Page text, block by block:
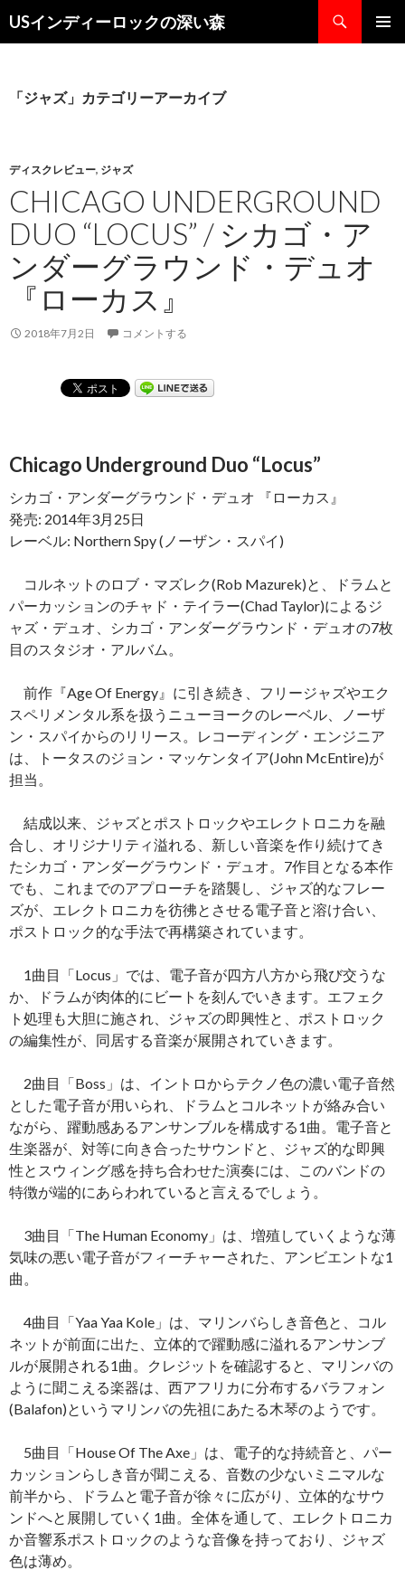
USインディーロックの深い森
索
ン
キ
ッ
プ
「ジャズ」カテゴリーアーカイブ
ディスクレビュー, ジャズ
CHICAGO UNDERGROUND
DUO “LOCUS” / シカゴ・ア
ンダーグラウンド・デュオ
『ローカス』
2018年7月2日 コメントする
Chicago Underground Duo “Locus”
シカゴ・アンダーグラウンド・デュオ 『ローカス』
発売: 2014年3月25日
レーベル: Northern Spy (ノーザン・スパイ)
コルネットのロブ・マズレク(Rob Mazurek)と、ドラムと
パーカッションのチャド・テイラー(Chad Taylor)によるジ
ャズ・デュオ、シカゴ・アンダーグラウンド・デュオの7枚
目のスタジオ・アルバム。
前作『Age Of Energy』に引き続き、フリージャズやエク
スペリメンタル系を扱うニューヨークのレーベル、ノーザ
ン・スパイからのリリース。レコーディング・エンジニア
は、トータスのジョン・マッケンタイア(John McEntire)が
担当。
結成以来、ジャズとポストロックやエレクトロニカを融
合し、オリジナリティ溢れる、新しい音楽を作り続けてき
たシカゴ・アンダーグラウンド・デュオ。7作目となる本作
でも、これまでのアプローチを踏襲し、ジャズ的なフレー
ズが、エレクトロニカを彷彿とさせる電子音と溶け合い、
ポストロック的な手法で再構築されています。
1曲目「Locus」では、電子音が四方八方から飛び交うな
か、ドラムが肉体的にビートを刻んでいきます。エフェク
ト処理も大胆に施され、ジャズの即興性と、ポストロック
の編集性が、同居する音楽が展開されていきます。
2曲目「Boss」は、イントロからテクノ色の濃い電子音然
とした電子音が用いられ、ドラムとコルネットが絡み合い
ながら、躍動感あるアンサンブルを構成する1曲。電子音と
生楽器が、対等に向き合ったサウンドと、ジャズ的な即興
性とスウィング感を持ち合わせた演奏には、このバンドの
特徴が端的にあらわれていると言えるでしょう。
3曲目「The Human Economy」は、増殖していくような薄
気味の悪い電子音がフィーチャーされた、アンビエントな1
曲。
4曲目「Yaa Yaa Kole」は、マリンバらしき音色と、コル
ネットが前面に出た、立体的で躍動感に溢れるアンサンブ
ルが展開される1曲。クレジットを確認すると、マリンバの
ように聞こえる楽器は、西アフリカに分布するバラフォン
(Balafon)というマリンバの先祖にあたる木琴のようです。
5曲目「House Of The Axe」は、電子的な持続音と、パー
カッションらしき音が聞こえる、音数の少ないミニマルな
前半から、ドラムと電子音が徐々に広がり、立体的なサウ
ンドへと展開していく1曲。全体を通して、エレクトロニカ
か音響系ポストロックのような音像を持っており、ジャズ
色は薄め。